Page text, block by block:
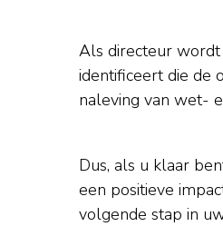
Als directeur wordt
identificeert die de
naleving van wet-
Dus, als u klaar
een positieve
volgende stap in